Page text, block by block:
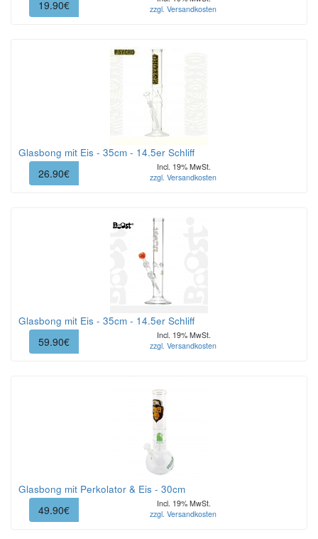
19.90€
zzgl. Versandkosten
Glasbong mit Eis - 35cm - 14.5er Schliff
26.90€
Incl. 19% MwSt.
zzgl. Versandkosten
Glasbong mit Eis - 35cm - 14.5er Schliff
59.90€
Incl. 19% MwSt.
zzgl. Versandkosten
Glasbong mit Perkolator & Eis - 30cm
49.90€
Incl. 19% MwSt.
zzgl. Versandkosten